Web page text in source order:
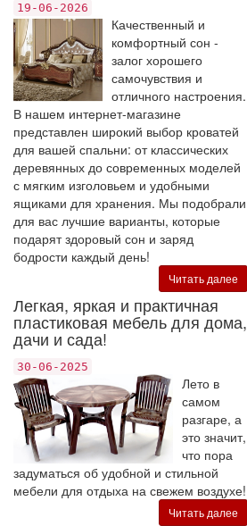
19-06-2026
Качественный и
комфортный сон -
залог хорошего
самочувствия и
отличного настроения.
В нашем интернет-магазине
представлен широкий выбор кроватей
для вашей спальни: от классических
деревянных до современных моделей
с мягким изголовьем и удобными
ящиками для хранения. Мы подобрали
для вас лучшие варианты, которые
подарят здоровый сон и заряд
бодрости каждый день!
Читать далее
Легкая, яркая и практичная
пластиковая мебель для дома,
дачи и сада!
30-06-2025
Лето в
самом
разгаре, а
это значит,
что пора
задуматься об удобной и стильной
мебели для отдыха на свежем воздухе!
Читать далее